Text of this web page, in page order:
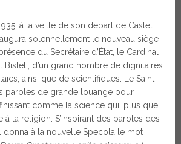
à la veille de son départ de Castel
solennellement le nouveau siège
du Secrétaire d’État, le Cardinal
Bisleti, d’un grand nombre de dignitaires
ainsi que de scientifiques. Le Saint-
paroles de grande louange pour
comme la science qui, plus que
à la religion. S’inspirant des paroles des
donna à la nouvelle Specola le mot